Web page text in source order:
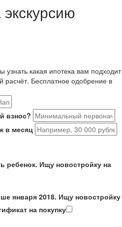
узнать какая ипотека вам подходит
расчёт. Бесплатное одобрение в
взнос?
в месяц
ребенок. Ищу новостройку на
января 2018. Ищу новостройку
на покупку